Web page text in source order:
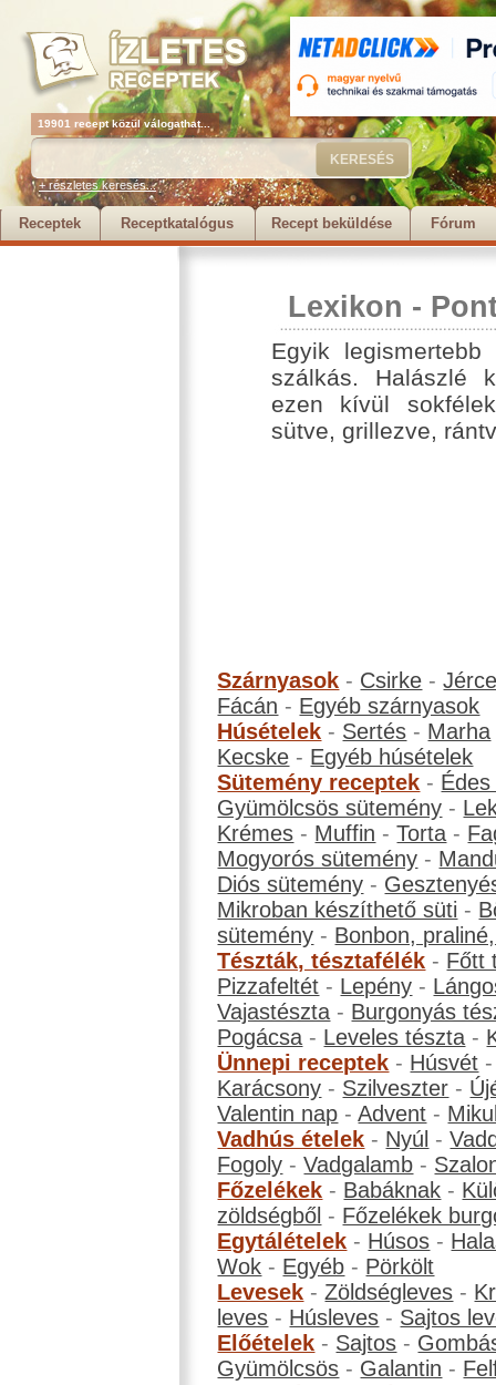
19901 recept közül válogathat...
+ részletes keresés...
Receptek Receptkatalógus Recept beküldése Fórum
Lexikon -
Egyik
szálkás. Halászlé
ezen kívül
sütve, grillezve,
Szárnyasok - Csirke -
Fácán - Egyéb szárnyasok
Húsételek - Sertés - Marha
Kecske - Egyéb húsételek
Sütemény receptek -
Gyümölcsös sütemény -
Krémes - Muffin -Torta -
Mogyorós sütemény -
Diós sütemény -
Mikroban készíthető süti -
sütemény - Bonbon,
Tészták, tésztafélék - Főtt
Pizzafeltét - Lepény -
Vajastészta - Burgonyás
Pogácsa - Leveles tészta -
Ünnepi receptek - Húsvét
Karácsony - Szilveszter -
Valentin nap -Advent -
Vadhús ételek - Nyúl -
Fogoly -Vadgalamb -
Főzelékek - Babáknak -
zöldségből - Főzelékek
Egytálételek - Húsos -
Wok - Egyéb - Pörkölt
Levesek -Zöldségleves -
leves - Húsleves - Sajtos
Előételek - Sajtos -
Gyümölcsös - Galantin -